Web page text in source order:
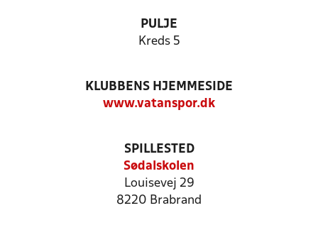
PULJE
Kreds 5
KLUBBENS HJEMMESIDE
www.vatanspor.dk
SPILLESTED
Sødalskolen
Louisevej 29
8220 Brabrand